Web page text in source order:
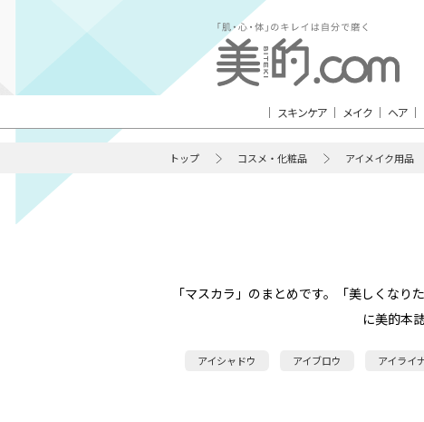
スキンケア メイク ヘア
トップ コスメ・化粧品 アイメイク用品
「マスカラ」のまとめです。「美しくな
に美的本
アイシャドウ アイブロウ アイライ